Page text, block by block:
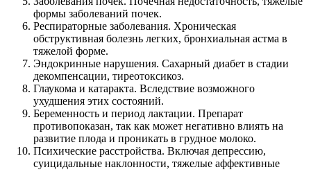
формы заболеваний почек.
Респираторные заболевания. Хроническая
обструктивная болезнь легких, бронхиальная астма в
тяжелой форме.
Эндокринные нарушения. Сахарный диабет в стадии
декомпенсации, тиреотоксикоз.
Глаукома и катаракта. Вследствие возможного
ухудшения этих состояний.
Беременность и период лактации. Препарат
противопоказан, так как может негативно влиять на
развитие плода и проникать в грудное молоко.
Психические расстройства. Включая депрессию,
суицидальные наклонности, тяжелые аффективные